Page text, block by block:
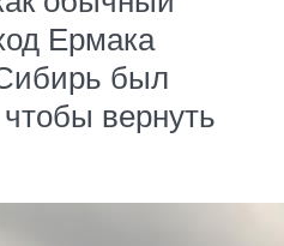
Ермака
был
вернуть